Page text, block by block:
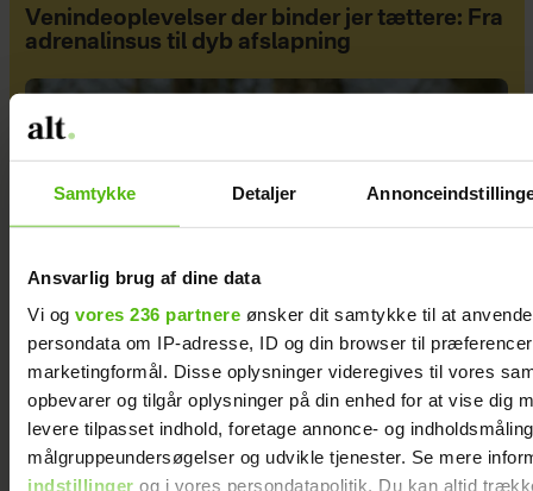
Samtykke Detaljer
Ansvarlig brug af dine data
Vi og vores 236 partnere ønsker dit samtykke til at
persondata om IP-adresse, ID og din browser til
marketingformål. Disse oplysninger videregives til vores
opbevarer og tilgår oplysninger på din enhed for at vise dig
levere tilpasset indhold, foretage annonce- og
målgruppeundersøgelser og udvikle tjenester. Se mere
indstillinger og i vores persondatapolitik. Du kan altid
Venindeoplevelser der binder jer tættere: Fra
adrenalinsus til dyb afslapning
Asger og hans hustru har rejst i hele verden –
og selvom han næsten er blind, fortsætter
turen